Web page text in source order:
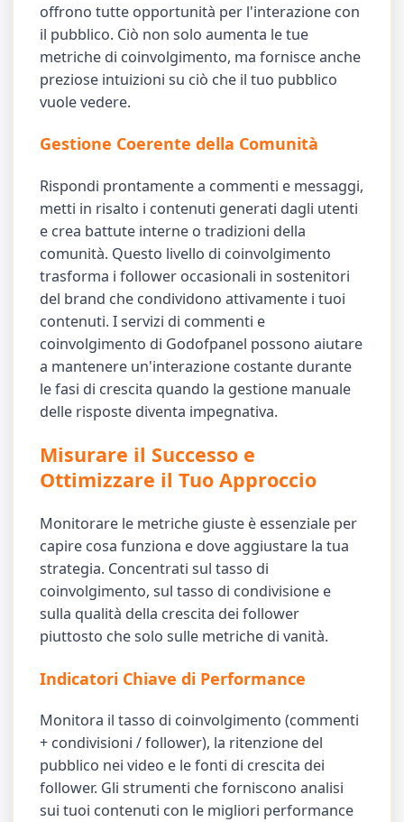
offrono tutte opportunità per l'interazione con
il pubblico. Ciò non solo aumenta le tue
metriche di coinvolgimento, ma fornisce anche
preziose intuizioni su ciò che il tuo pubblico
vuole vedere.
Gestione Coerente della Comunità
Rispondi prontamente a commenti e messaggi,
metti in risalto i contenuti generati dagli utenti
e crea battute interne o tradizioni della
comunità. Questo livello di coinvolgimento
trasforma i follower occasionali in sostenitori
del brand che condividono attivamente i tuoi
contenuti. I servizi di commenti e
coinvolgimento di Godofpanel possono aiutare
a mantenere un'interazione costante durante
le fasi di crescita quando la gestione manuale
delle risposte diventa impegnativa.
Misurare il Successo e
Ottimizzare il Tuo Approccio
Monitorare le metriche giuste è essenziale per
capire cosa funziona e dove aggiustare la tua
strategia. Concentrati sul tasso di
coinvolgimento, sul tasso di condivisione e
sulla qualità della crescita dei follower
piuttosto che solo sulle metriche di vanità.
Indicatori Chiave di Performance
Monitora il tasso di coinvolgimento (commenti
+ condivisioni / follower), la ritenzione del
pubblico nei video e le fonti di crescita dei
follower. Gli strumenti che forniscono analisi
sui tuoi contenuti con le migliori performance